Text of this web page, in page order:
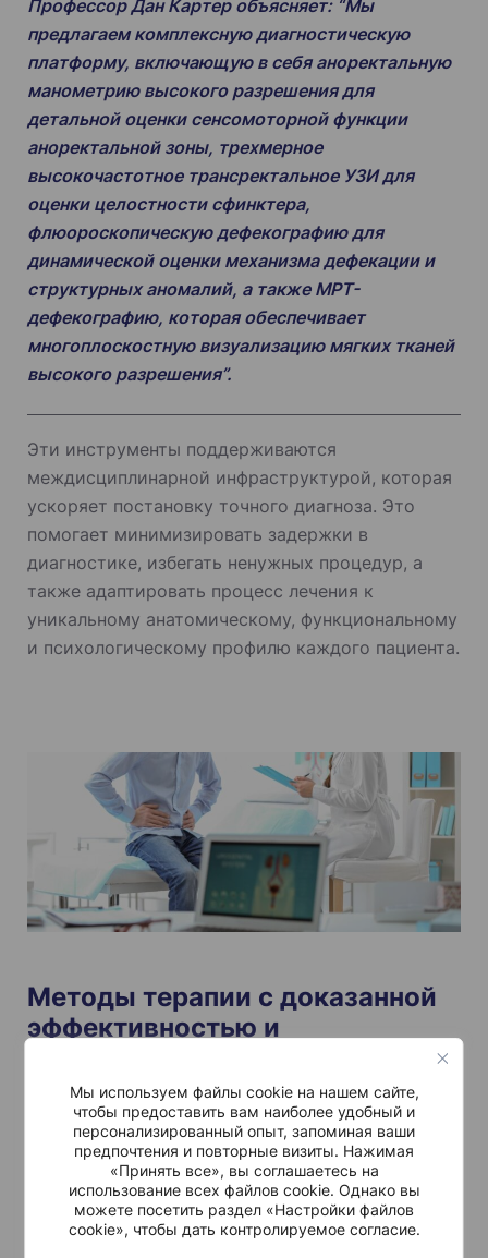
Мы используем файлы cookie на нашем сайте,
чтобы предоставить вам наиболее удобный и
персонализированный опыт, запоминая ваши
предпочтения и повторные визиты. Нажимая
«Принять все», вы соглашаетесь на
использование всех файлов cookie. Однако вы
можете посетить раздел «Настройки файлов
cookie», чтобы дать контролируемое согласие.
Профессор Дан Картер объясняет: “Мы
предлагаем комплексную диагностическую
платформу, включающую в себя аноректальную
манометрию высокого разрешения для
детальной оценки сенсомоторной функции
аноректальной зоны, трехмерное
высокочастотное трансректальное УЗИ для
оценки целостности сфинктера,
флюороскопическую дефекографию для
динамической оценки механизма дефекации и
структурных аномалий, а также МРТ-
дефекографию, которая обеспечивает
многоплоскостную визуализацию мягких тканей
высокого разрешения”.
Эти инструменты поддерживаются
междисциплинарной инфраструктурой, которая
ускоряет постановку точного диагноза. Это
помогает минимизировать задержки в
диагностике, избегать ненужных процедур, а
также адаптировать процесс лечения к
уникальному анатомическому, функциональному
и психологическому профилю каждого пациента.
Методы терапии с доказанной
эффективностью и
Диагностика – это только начало, затем следует
лечение, которое часто включает в себя высоко
персонализированную физиотерапию для
восстановления функций и улучшения качества
жизни. Нурит Звулун объясняет, что она и ее
команда лечат целый ряд проблем, связанных с